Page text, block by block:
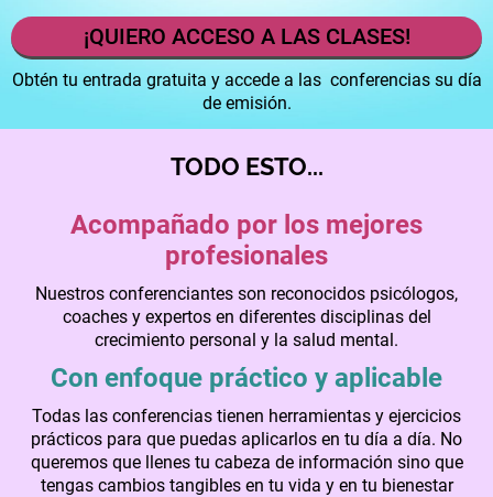
¡QUIERO ACCESO A LAS CLASES!
Obtén tu entrada gratuita y accede a las conferencias su día
de emisión.
TODO ESTO...
Acompañado por los mejores
profesionales
Nuestros conferenciantes son reconocidos psicólogos,
coaches y expertos en diferentes disciplinas del
crecimiento personal y la salud mental.
Con enfoque práctico y aplicable
Todas las conferencias tienen herramientas y ejercicios
prácticos para que puedas aplicarlos en tu día a día. No
queremos que llenes tu cabeza de información sino que
tengas cambios tangibles en tu vida y en tu bienestar